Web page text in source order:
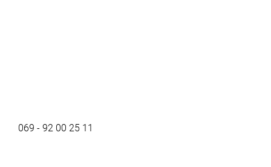
069 - 92 00 25 11